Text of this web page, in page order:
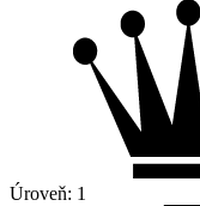
Úroveň: 1